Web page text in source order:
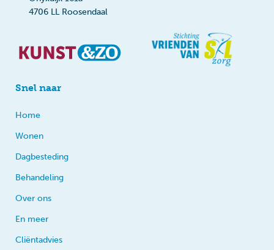
4706 LL Roosendaal
Snel naar
Home
Wonen
Dagbesteding
Behandeling
Over ons
En meer
Cliëntadvies